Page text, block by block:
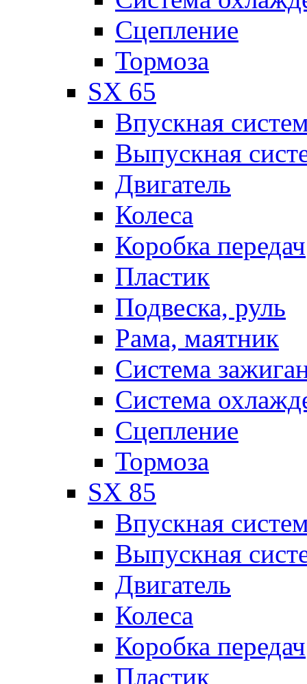
Сцепление
Тормоза
SX 65
Впускная
Выпускная
Двигатель
Колеса
Коробка передач
Пластик
Подвеска, руль
Рама, маятник
Система
Система
Сцепление
Тормоза
SX 85
Впускная
Выпускная
Двигатель
Колеса
Коробка передач
Пластик